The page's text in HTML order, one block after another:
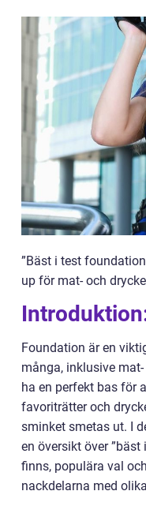
”Bäst i test
up för mat- och
Foundation är en
många, inklusive
ha en perfekt bas för
favoriträtter och
sminket smetas ut. I
en översikt över
finns, populära val
nackdelarna med